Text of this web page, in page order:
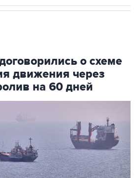
о схеме
движения через
на 60 дней